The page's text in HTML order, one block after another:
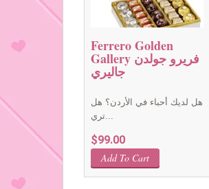
Ferrero Golden
Gallery فريرو جولدن
جاليري
هل لديك أحباء في الأردن؟ هل
تري...
$99.00
Add To Cart